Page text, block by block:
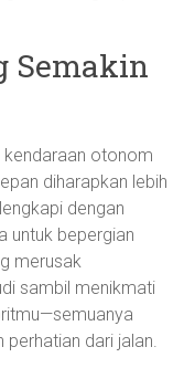
Semakin
kendaraan otonom
diharapkan lebih
dengan
untuk bepergian
merusak
sambil menikmati
perhatian dari jalan.